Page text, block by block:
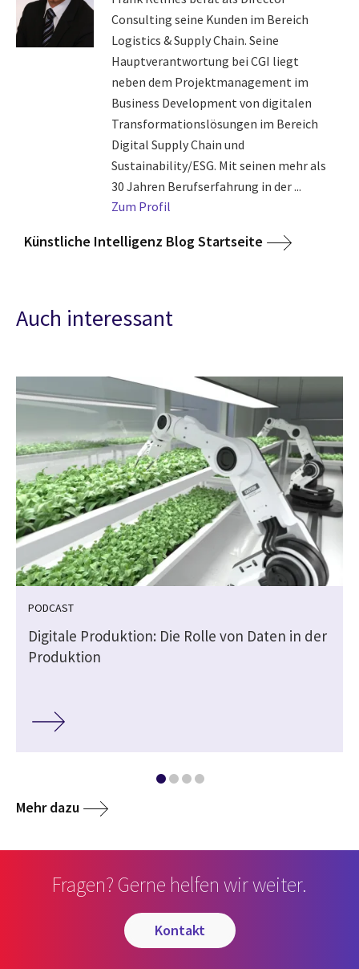
Consulting seine Kunden im Bereich
Logistics & Supply Chain. Seine
Hauptverantwortung bei CGI liegt
neben dem Projektmanagement im
Business Development von digitalen
Transformationslösungen im Bereich
Digital Supply Chain und
Sustainability/ESG. Mit seinen mehr als
30 Jahren Berufserfahrung in der ...
Zum Profil
Künstliche Intelligenz Blog Startseite
Auch interessant
PODCAST
Digitale Produktion: Die Rolle von Daten in der
Produktion
Mehr dazu
Fragen? Gerne helfen wir weiter.
kontakt